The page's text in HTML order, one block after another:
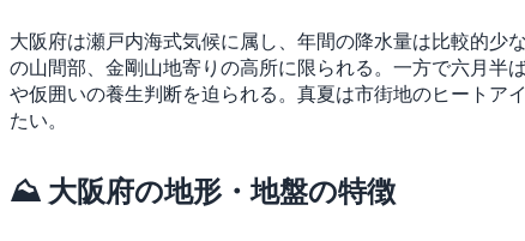
大阪府は瀬戸内海式気候に属し、年間の降水量は比較的少
の山間部、金剛山地寄りの高所に限られる。一方で六月半
や仮囲いの養生判断を迫られる。真夏は市街地のヒートア
たい。
⛰ 大阪府の地形・地盤の特徴